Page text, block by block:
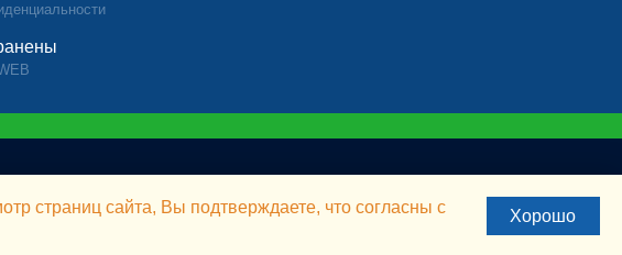
страниц сайта, Вы подтверждаете, что согласны с
Хорошо